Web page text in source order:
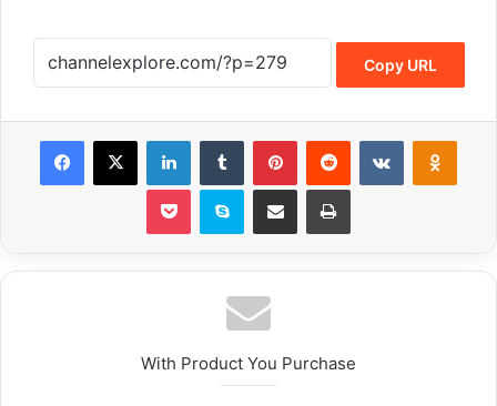
Copy URL
With Product You Purchase